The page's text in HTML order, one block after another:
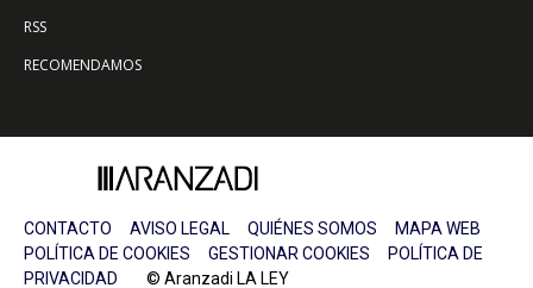
RSS
RECOMENDAMOS
CONTACTO AVISO LEGAL QUIÉNES SOMOS
MAPA WEB
POLÍTICA DE COOKIES
GESTIONAR COOKIES
POLÍTICA DE
PRIVACIDAD © Aranzadi LA LEY